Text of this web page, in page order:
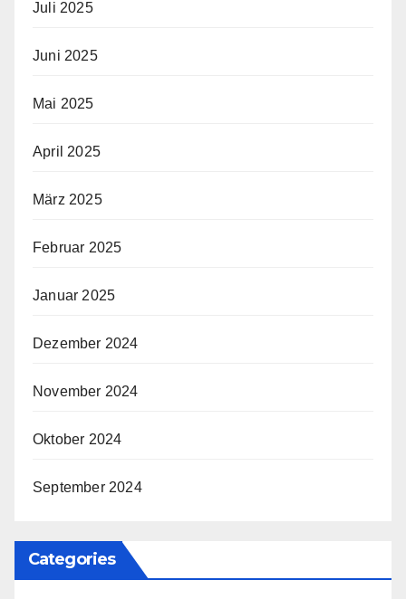
Juli 2025
Juni 2025
Mai 2025
April 2025
März 2025
Februar 2025
Januar 2025
Dezember 2024
November 2024
Oktober 2024
September 2024
Categories